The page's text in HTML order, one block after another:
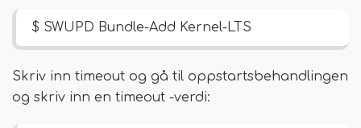
$ SWUPD Bundle-Add Kernel-LTS
Skriv inn timeout og gå til oppstartsbehandlingen
og skriv inn en timeout -verdi: